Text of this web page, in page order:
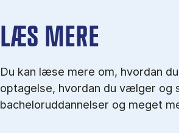
LÆS MERE
Du kan læse mere om, hvordan
optagelse, hvordan du vælger og
bacheloruddannelser og meget